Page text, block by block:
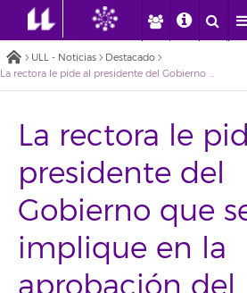
ULL - Noticias
Destacado
La rectora le pide al presidente del Gobierno que se implique en la aprobación del Grado en Ciencias de la Actividad Física y del Deporte
La rectora le
presidente del
Gobierno que
implique en la